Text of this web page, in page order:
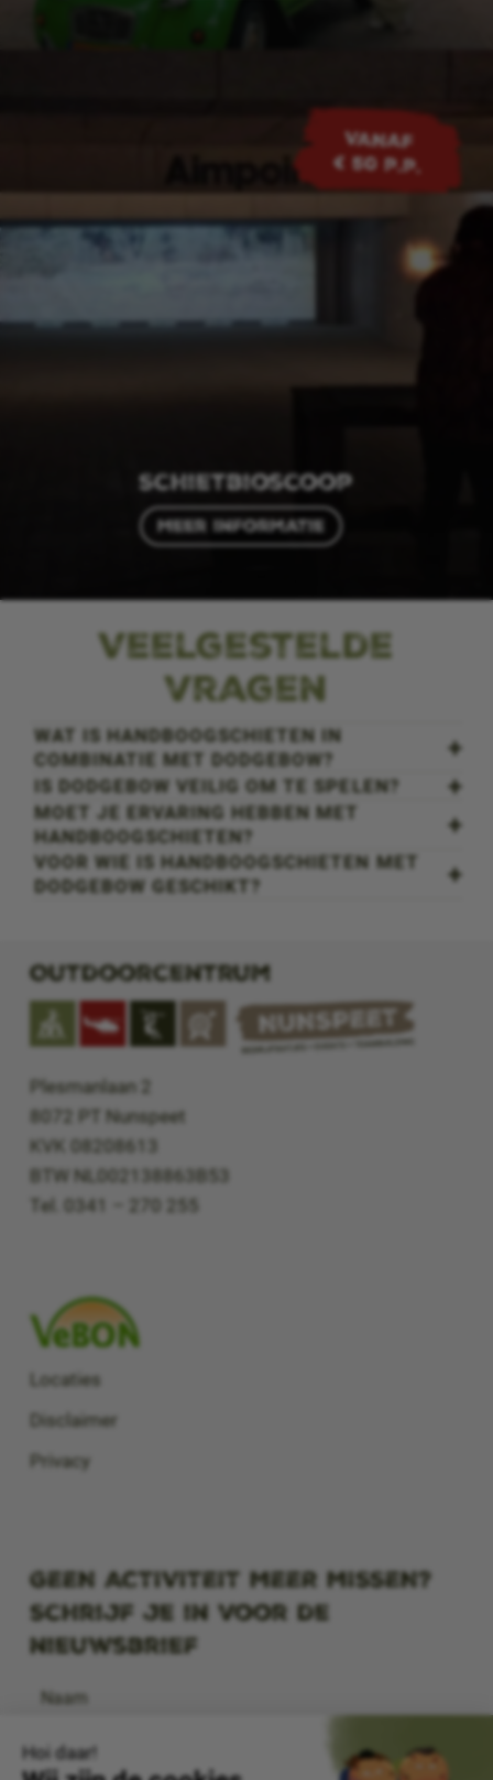
Schietbioscoop
Meer informatie
VANAF
€ 50 p.p.
Veelgestelde
vragen
WAT IS HANDBOOGSCHIETEN IN
COMBINATIE MET DODGEBOW?
IS DODGEBOW VEILIG OM TE SPELEN?
MOET JE ERVARING HEBBEN MET
HANDBOOGSCHIETEN?
VOOR WIE IS HANDBOOGSCHIETEN MET
DODGEBOW GESCHIKT?
Outdoorcentrum
Plesmanlaan 2
8072 PT Nunspeet
KVK 08208613
BTW NL002138863B53
Tel. 0341 – 270 255
Locaties
Disclaimer
Privacy
GEEN ACTIVITEIT MEER MISSEN?
Schrijf je in voor de
nieuwsbrief